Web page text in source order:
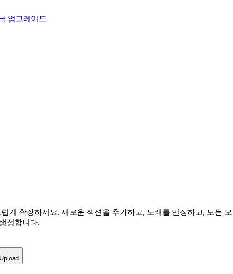
업그레이드
게 확장하세요. 새로운 섹션을 추가하고, 노래를 연장하고, 모든
성합니다.
Upload